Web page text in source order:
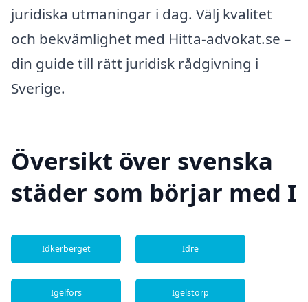
juridiska utmaningar i dag. Välj kvalitet
och bekvämlighet med Hitta-advokat.se –
din guide till rätt juridisk rådgivning i
Sverige.
Översikt över svenska
städer som börjar med I
Idkerberget Idre
Igelfors Igelstorp